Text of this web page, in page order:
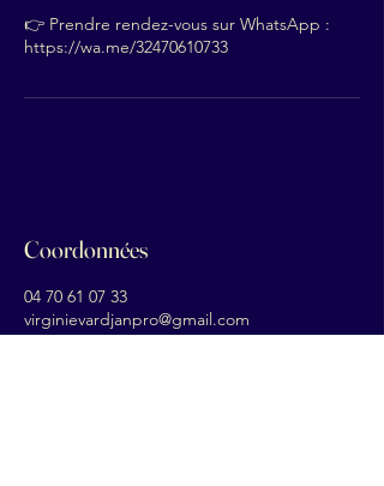
👉 Prendre rendez-vous sur WhatsApp :
https://wa.me/32470610733
Coordonnées
04 70 61 07 33
virginievardjanpro@gmail.com
Belgique